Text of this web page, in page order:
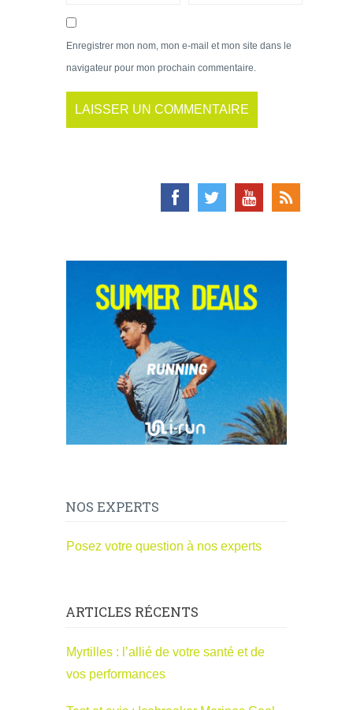
Enregistrer mon nom, mon e-mail et mon site dans le
navigateur pour mon prochain commentaire.
NOS EXPERTS
Posez votre question à nos experts
ARTICLES RÉCENTS
Myrtilles : l’allié de votre santé et de
vos performances